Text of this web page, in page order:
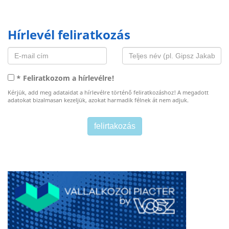
Hírlevél feliratkozás
* Feliratkozom a hírlevélre!
Kérjük, add meg adataidat a hírlevélre történő feliratkozáshoz! A megadott
adatokat bizalmasan kezeljük, azokat harmadik félnek át nem adjuk.